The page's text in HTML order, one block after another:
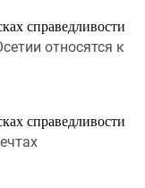
справедливости
относятся к
справедливости